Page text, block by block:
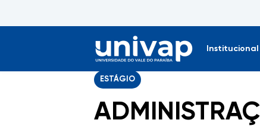
Institucional
ESTÁGIO